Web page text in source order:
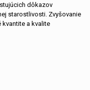
dôkazov
starostlivosti. Zvyšovanie
a kvalite